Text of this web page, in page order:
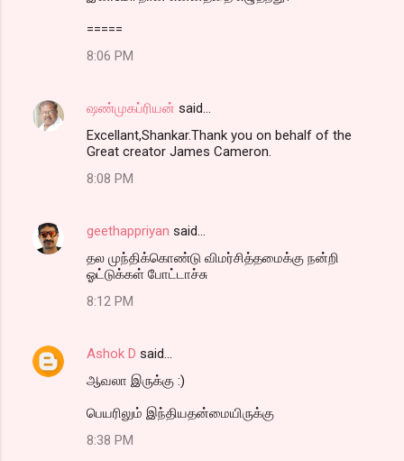
=====
8:06 PM
ஷண்முகப்ரியன் said…
Excellant,Shankar.Thank you on behalf of the
Great creator James Cameron.
8:08 PM
geethappriyan said…
தல முந்திக்கொண்டு விமர்சித்தமைக்கு நன்றி
ஓட்டுக்கள் போட்டாச்சு
8:12 PM
Ashok D said…
ஆவலா இருக்கு :)
பெயரிலும் இந்தியதன்மையிருக்கு
8:38 PM